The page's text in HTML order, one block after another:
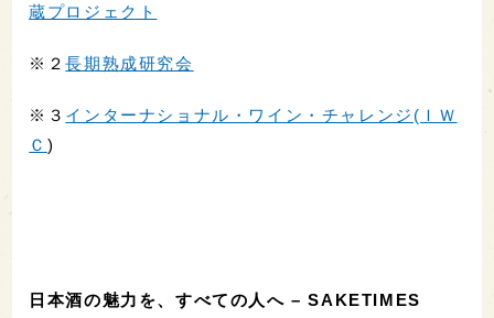
蔵プロジェクト
※２長期熟成研究会
※３ インターナショナル・ワイン・チャレンジ(ＩＷ
Ｃ )
日本酒の魅力を、すべての人へ – SAKETIMES